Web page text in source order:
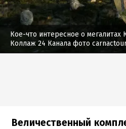
Кое-что интересное о
Коллаж 24 Канала фото
Величественный